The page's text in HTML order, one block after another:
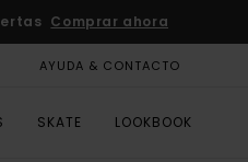
Comprar ahora
AYUDA & CONTACTO
SKATE LOOKBOOK